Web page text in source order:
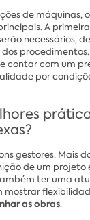
de máquinas,
A
necessários,
contar com um
por
gestores. Mais
de um projeto
ter uma
mostrar
as obras.